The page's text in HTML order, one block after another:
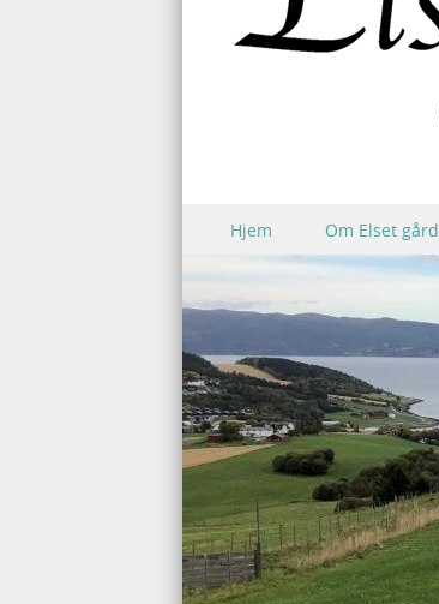
Menu
Skip to content
Hjem Om Elset gård